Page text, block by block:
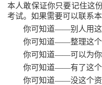
本人敢保证你只要记住这
考试。如果需要可以联系
你可知道——别人用这
你可知道——整理这个
你可知道——可以为你
你可知道——有了这个
你可知道——没这个资